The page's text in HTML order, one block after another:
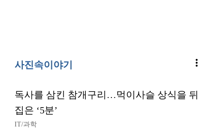
사진속이야기 more_vert
독사를 삼킨 참개구리…먹이사슬 상식을 뒤
집은 ‘5분’
IT/과학